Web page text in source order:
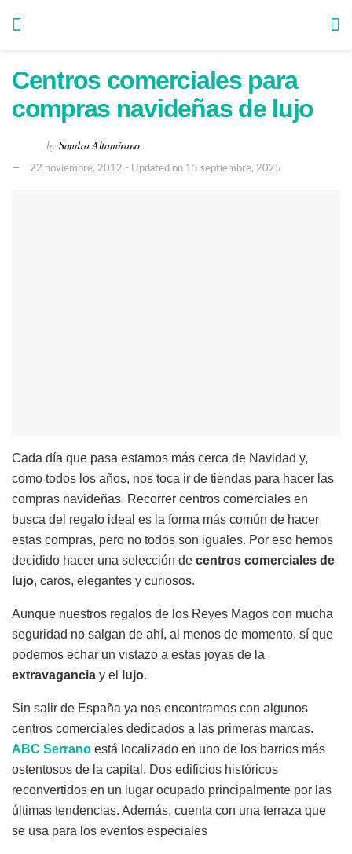
Centros comerciales para
compras navideñas de lujo
by Sandra Altamirano
22 noviembre, 2012 - Updated on 15 septiembre, 2025
Cada día que pasa estamos más cerca de Navidad y,
como todos los años, nos toca ir de tiendas para hacer las
compras navideñas. Recorrer centros comerciales en
busca del regalo ideal es la forma más común de hacer
estas compras, pero no todos son iguales. Por eso hemos
decidido hacer una selección de centros comerciales de
lujo, caros, elegantes y curiosos.
Aunque nuestros regalos de los Reyes Magos con mucha
seguridad no salgan de ahí, al menos de momento, sí que
podemos echar un vistazo a estas joyas de la
extravagancia y el lujo.
Sin salir de España ya nos encontramos con algunos
centros comerciales dedicados a las primeras marcas.
ABC Serrano está localizado en uno de los barrios más
ostentosos de la capital. Dos edificios históricos
reconvertidos en un lugar ocupado principalmente por las
últimas tendencias. Además, cuenta con una terraza que
se usa para los eventos especiales